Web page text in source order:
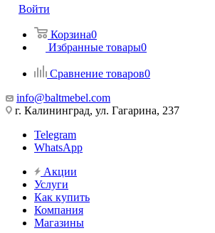
Войти
Корзина0
Избранные товары0
Сравнение товаров0
info@baltmebel.com
г. Калининград, ул. Гагарина, 237
Telegram
WhatsApp
Акции
Услуги
Как купить
Компания
Магазины